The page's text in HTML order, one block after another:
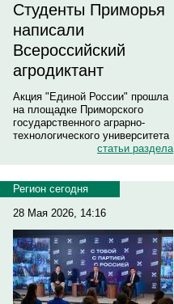
Студенты Приморья
написали
Всероссийский
агродиктант
Акция "Единой России" прошла
на площадке Приморского
государственного аграрно-
технологического университета
статьи раздела
Регион сегодня
28 Мая 2026, 14:16